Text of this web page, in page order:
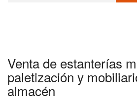
Venta de estanterías
paletización y
almacén